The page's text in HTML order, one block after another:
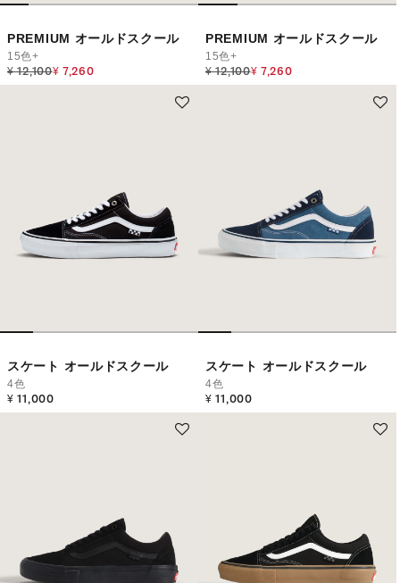
PREMIUM オールドスクール
15色+
Price reduced from
¥ 12,100to
¥ 7,260
PREMIUM オールドスクール
15色+
Price reduced from
¥ 12,100to
¥ 7,260
スケート オールドスクール
4色
¥ 11,000
スケート オールドスクール
4色
¥ 11,000